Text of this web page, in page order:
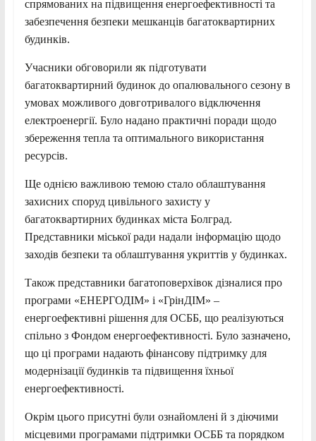
спрямованих на підвищення енергоефективності та
забезпечення безпеки мешканців багатоквартирних
будинків.
Учасники обговорили як підготувати
багатоквартирний будинок до опалювального сезону в
умовах можливого довготривалого відключення
електроенергії. Було надано практичні поради щодо
збереження тепла та оптимального використання
ресурсів.
Ще однією важливою темою стало облаштування
захисних споруд цивільного захисту у
багатоквартирних будинках міста Болград.
Представники міської ради надали інформацію щодо
заходів безпеки та облаштування укриттів у будинках.
Також представники багатоповерхівок дізналися про
програми «ЕНЕРГОДІМ» і «ГрінДІМ» –
енергоефективні рішення для ОСББ, що реалізуються
спільно з Фондом енергоефективності. Було зазначено,
що ці програми надають фінансову підтримку для
модернізації будинків та підвищення їхньої
енергоефективності.
Окрім цього присутні були ознайомлені й з діючими
місцевими програмами підтримки ОСББ та порядком